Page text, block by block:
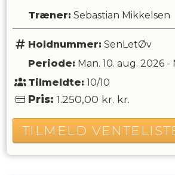
Træner: Sebastian Mikkelsen
Holdnummer: SenLetØv
Periode: Man. 10. aug. 2026-
Tilmeldte: 10/10
Pris: 1.250,00 kr. kr.
TILMELD